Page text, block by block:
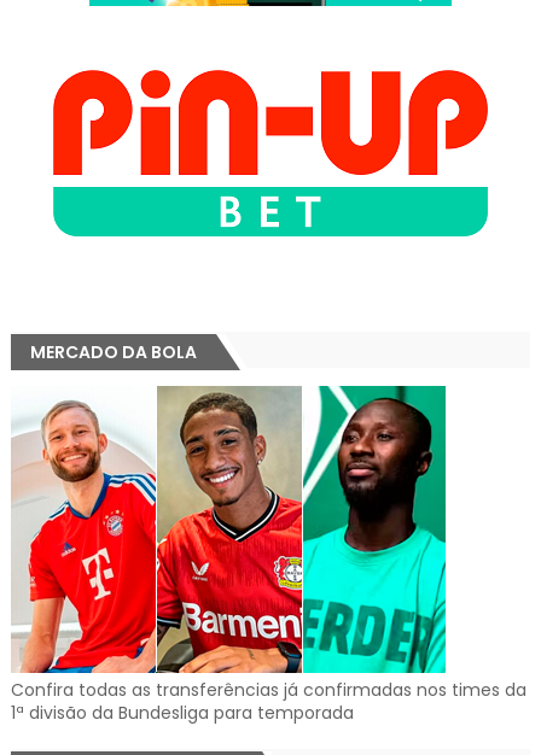
MERCADO DA BOLA
Confira todas as transferências já confirmadas nos times da
1ª divisão da Bundesliga para temporada